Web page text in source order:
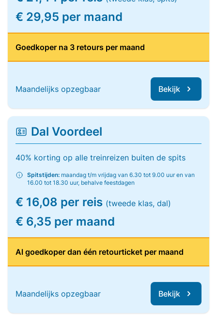
€ 29,95 per maand
Goedkoper na 3 retours per maand
Maandelijks opzegbaar Bekijk
Dal Voordeel
40% korting op alle treinreizen buiten de spits
Spitstijden: maandag t/m vrijdag van 6.30 tot 9.00 uur en van
16.00 tot 18.30 uur, behalve feestdagen
€ 16,08 per reis (tweede klas, dal)
€ 6,35 per maand
Al goedkoper dan één retourticket per maand
Maandelijks opzegbaar Bekijk